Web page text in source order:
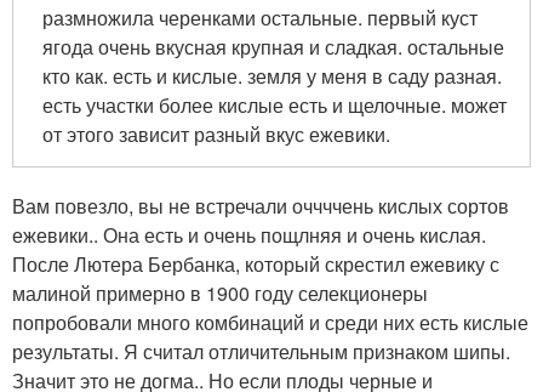
размножила черенками остальные. первый куст
ягода очень вкусная крупная и сладкая. остальные
кто как. есть и кислые. земля у меня в саду разная.
есть участки более кислые есть и щелочные. может
от этого зависит разный вкус ежевики.
Вам повезло, вы не встречали оччччень кислых сортов
ежевики.. Она есть и очень пощлняя и очень кислая.
После Лютера Бербанка, который скрестил ежевику с
малиной примерно в 1900 году селекционеры
попробовали много комбинаций и среди них есть кислые
результаты. Я считал отличительным признаком шипы.
Значит это не догма.. Но если плоды черные и